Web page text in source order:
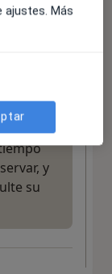
y
su
ajustes. Más